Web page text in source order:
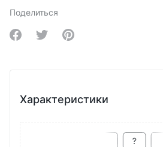
Поделиться
Share on Facebook
Share on Twitter
Share on Pinterest
Характеристики